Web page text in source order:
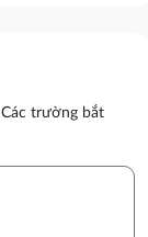
Các trường bắt